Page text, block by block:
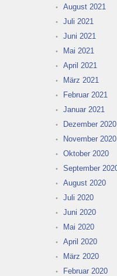
August 2021
Juli 2021
Juni 2021
Mai 2021
April 2021
März 2021
Februar 2021
Januar 2021
Dezember 2020
November 2020
Oktober 2020
September
August 2020
Juli 2020
Juni 2020
Mai 2020
April 2020
März 2020
Februar 2020